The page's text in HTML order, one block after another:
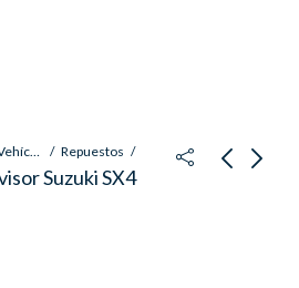
Acces. Vehículos Repuestos
Suzuki SX4